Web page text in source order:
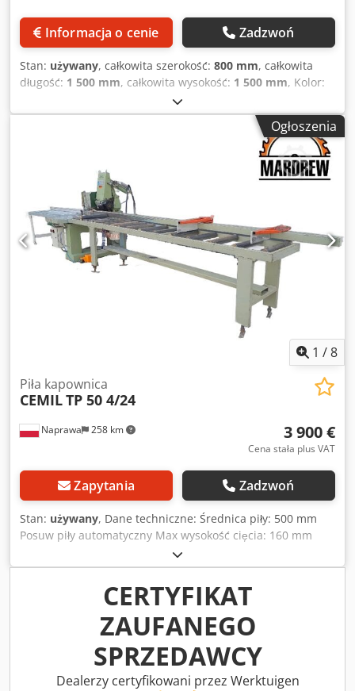
Informacja o cenie Zadzwoń
Stan: używany, całkowita szerokość: 800 mm, całkowita
długość: 1 500 mm, całkowita wysokość: 1 500 mm, Kolor:
szary Waga: 350 kg Cena: na zapytanie - Szczegóły: - Opis:
frezarka do rowków - Dokumentacja dostępna: nie -
Certyfikat CE: nie - Maks. wysokość cięcia [mm]: 90 - Maks.
średnica tarczy tnącej [mm]: 230 - Wymiary transportowe:
1500 mm x 800 mm x 1500 mm (dł. x szer. x wys.) - Waga
transportowa [kg]: 350 kg - Pakiety transportowe [szt.]: 1
Informacje finansowe Dsdpsym Udvofx Acmswa VAT:
Podana cena nie zawiera podatku VAT VAT/opodatkowanie
marżą: VAT odliczalny dla przedsiębiorców Dostawa oraz
przyjęcie w rozliczeniu możliwe w każdej chwili na
wszystkie urządzenia z sektora przemysłowego
Ogłoszenia
1 /8
Naprawa 258 km
Piła kapownica
CEMILTP 50 4/24
3 900 €
Cena stała plus VAT
Zapytania Zadzwoń
Stan: używany, Dane techniczne: Średnica piły: 500 mm
Posuw piły automatyczny Max wysokość cięcia: 160 mm
Djdpexz Dnrofx Acmswa Długość stołu: 1950+4000 mm
Szerokość stołu: 550 mm Stół z rolkami w stole Średnica
rolek: 80/60 mm Zasilanie: 400 V Moc silnika: 4 kW Wymiary
całkowita: Długość: 6 700 mm Szerokość: 1 600 mm
Wysokość: 1 900 mm
CERTYFIKAT
ZAUFANEGO
SPRZEDAWCY
Dealerzy certyfikowani przez Werktuigen